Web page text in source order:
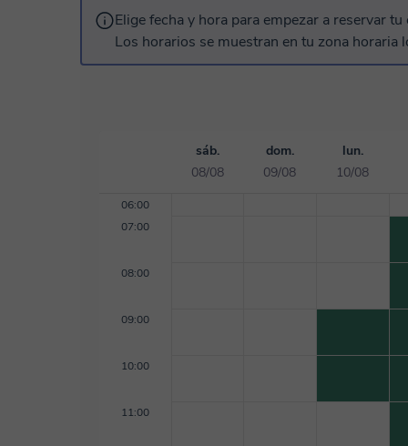
lectura y la escritura, y ayudarles a desarrollar
a lo largo de su vida. Estoy emocionada de
Elige fecha y hora para empezar a reservar tu
Los horarios se muestran en tu zona horaria
sáb.
08/08
dom.
09/08
lun.
10/08
06:00
07:00
08:00
09:00
10:00
11:00